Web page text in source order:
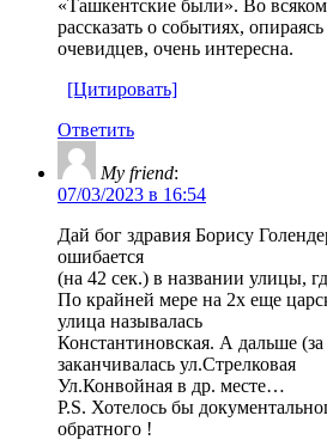
«Ташкентские были». Во
рассказать о событиях,
очевидцев, очень интересна.
[Цитировать]
Ответить
My friend:
07/03/2023 в 16:54
Дай бог здравия Борису
ошибается
(на 42 сек.) в названии улицы,
По крайней мере на 2х еще
улица называлась
Константиновская. А дальше
заканчивалась ул.Стрелковая
Ул.Конвойная в др. месте…
P.S. Хотелось бы
обратного !